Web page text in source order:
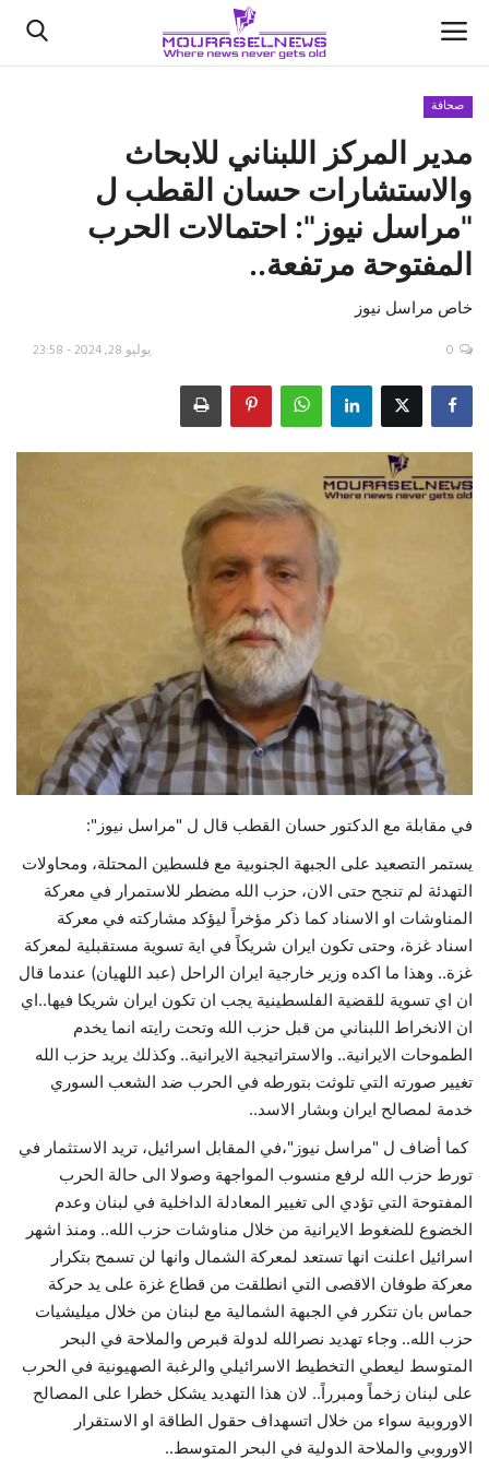
الأخبار
كتّابنا
السعودية
اقتصاد
رياضة
فيديو
صحافة
مدير المركز اللبناني للابحاث
والاستشارات حسان القطب ل
"مراسل نيوز": احتمالات الحرب
المفتوحة مرتفعة..
خاص مراسل نيوز
يوليو 28, 2024 - 23:58 0
في مقابلة مع الدكتور حسان القطب قال ل "مراسل نيوز":
يستمر التصعيد على الجبهة الجنوبية مع فلسطين المحتلة، ومحاولات
التهدئة لم تنجح حتى الان، حزب الله مضطر للاستمرار في معركة
المناوشات او الاسناد كما ذكر مؤخراً ليؤكد مشاركته في معركة
اسناد غزة، وحتى تكون ايران شريكاً في اية تسوية مستقبلية لمعركة
غزة.. وهذا ما اكده وزير خارجية ايران الراحل (عبد اللهيان) عندما قال
ان اي تسوية للقضية الفلسطينية يجب ان تكون ايران شريكا فيها..اي
ان الانخراط اللبناني من قبل حزب الله وتحت رايته انما يخدم
الطموحات الايرانية.. والاستراتيجية الايرانية.. وكذلك يريد حزب الله
تغيير صورته التي تلوثت بتورطه في الحرب ضد الشعب السوري
خدمة لمصالح ايران وبشار الاسد..
كما أضاف ل "مراسل نيوز"،في المقابل اسرائيل، تريد الاستثمار في
تورط حزب الله لرفع منسوب المواجهة وصولا الى حالة الحرب
المفتوحة التي تؤدي الى تغيير المعادلة الداخلية في لبنان وعدم
الخضوع للضغوط الايرانية من خلال مناوشات حزب الله.. ومنذ اشهر
اسرائيل اعلنت انها تستعد لمعركة الشمال وانها لن تسمح بتكرار
معركة طوفان الاقصى التي انطلقت من قطاع غزة على يد حركة
حماس بان تتكرر في الجبهة الشمالية مع لبنان من خلال ميليشيات
حزب الله.. وجاء تهديد نصرالله لدولة قبرص والملاحة في البحر
المتوسط ليعطي التخطيط الاسرائيلي والرغبة الصهيونية في الحرب
على لبنان زخماً ومبرراً.. لان هذا التهديد يشكل خطرا على المصالح
الاوروبية سواء من خلال اتسهداف حقول الطاقة او الاستقرار
الاوروبي والملاحة الدولية في البحر المتوسط..